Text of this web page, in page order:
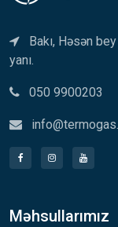
Bakı, Həsən
yanı.
050 9900203
Məhsullarımız